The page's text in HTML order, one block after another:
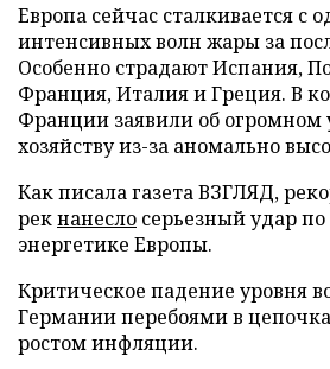
Европа сейчас сталкивается с
интенсивных волн жары за
Особенно страдают Испания,
Франция, Италия и Греция. В
Франции заявили об огромном
хозяйству из-за аномально
Как писала газета ВЗГЛЯД,
рекнанесло серьезный удар
энергетике Европы.
Критическое падение уровня
Германии перебоями в
ростом инфляции.